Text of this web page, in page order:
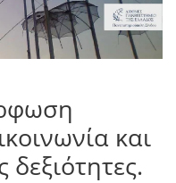
και
δεξιότητες.